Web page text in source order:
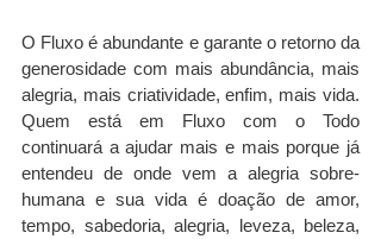
O Fluxo é abundante e garante o retorno da
generosidade com mais abundância, mais
alegria, mais criatividade, enfim, mais vida.
Quem está em Fluxo com o Todo
continuará a ajudar mais e mais porque já
entendeu de onde vem a alegria sobre-
humana e sua vida é doação de amor,
tempo, sabedoria, alegria, leveza, beleza,